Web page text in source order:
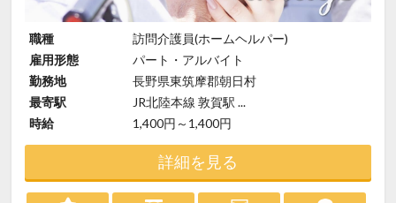
職種
訪問介護員(ホームヘルパー)
雇用形態
パート・アルバイト
勤務地
長野県東筑摩郡朝日村
最寄駅
JR北陸本線 敦賀駅 ...
時給
1,400円～1,400円
詳細を見る